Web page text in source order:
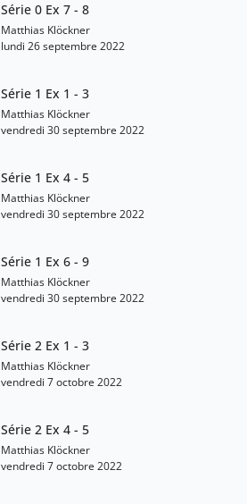
Série 0 Ex 7 - 8
Matthias Klöckner
lundi 26 septembre 2022
Série 1 Ex 1 - 3
Matthias Klöckner
vendredi 30 septembre 2022
Série 1 Ex 4 - 5
Matthias Klöckner
vendredi 30 septembre 2022
Série 1 Ex 6 - 9
Matthias Klöckner
vendredi 30 septembre 2022
Série 2 Ex 1 - 3
Matthias Klöckner
vendredi 7 octobre 2022
Série 2 Ex 4 - 5
Matthias Klöckner
vendredi 7 octobre 2022